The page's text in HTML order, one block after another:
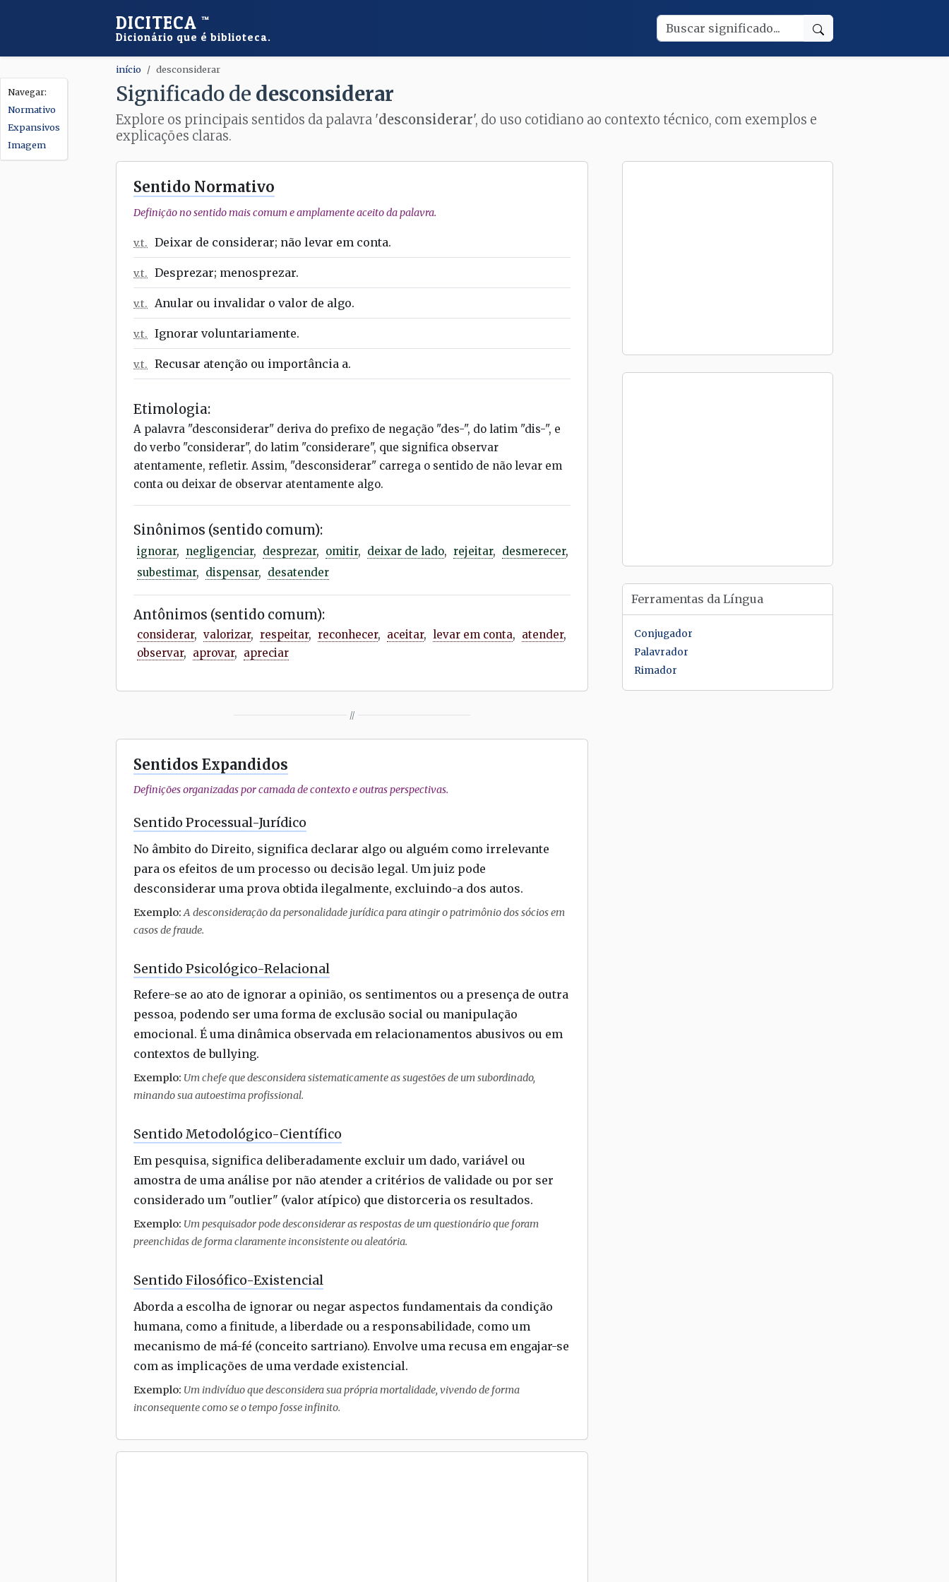
DICITECA ™
Dicionário que é biblioteca.
início desconsiderar
Significado de desconsiderar
Explore os principais sentidos da palavra 'desconsiderar', do uso cotidiano ao contexto técnico, com exemplos e
explicações claras.
Sentido Normativo
Definição no sentido mais comum e amplamente aceito da palavra.
v.t. Deixar de considerar; não levar em conta.
v.t. Desprezar; menosprezar.
v.t. Anular ou invalidar o valor de algo.
v.t. Ignorar voluntariamente.
v.t. Recusar atenção ou importância a.
Etimologia:
A palavra "desconsiderar" deriva do prefixo de negação "des-", do latim "dis-", e
do verbo "considerar", do latim "considerare", que significa observar
atentamente, refletir. Assim, "desconsiderar" carrega o sentido de não levar em
conta ou deixar de observar atentamente algo.
Sinônimos (sentido comum):
ignorar, negligenciar, desprezar, omitir, deixar de lado, rejeitar, desmerecer,
subestimar, dispensar, desatender
Antônimos (sentido comum):
considerar, valorizar, respeitar, reconhecer, aceitar, levar em conta, atender,
observar, aprovar, apreciar
//
Sentidos Expandidos
Definições organizadas por camada de contexto e outras perspectivas.
Sentido Processual-Jurídico
No âmbito do Direito, significa declarar algo ou alguém como irrelevante
para os efeitos de um processo ou decisão legal. Um juiz pode
desconsiderar uma prova obtida ilegalmente, excluindo-a dos autos.
Exemplo:A desconsideração da personalidade jurídica para atingir o patrimônio dos sócios em
casos de fraude.
Sentido Psicológico-Relacional
Refere-se ao ato de ignorar a opinião, os sentimentos ou a presença de outra
pessoa, podendo ser uma forma de exclusão social ou manipulação
emocional. É uma dinâmica observada em relacionamentos abusivos ou em
contextos de bullying.
Exemplo: Um chefe que desconsidera sistematicamente as sugestões de um subordinado,
minando sua autoestima profissional.
Sentido Metodológico-Científico
Em pesquisa, significa deliberadamente excluir um dado, variável ou
amostra de uma análise por não atender a critérios de validade ou por ser
considerado um "outlier" (valor atípico) que distorceria os resultados.
Exemplo: Um pesquisador pode desconsiderar as respostas de um questionário que foram
preenchidas de forma claramente inconsistente ou aleatória.
Sentido Filosófico-Existencial
Aborda a escolha de ignorar ou negar aspectos fundamentais da condição
humana, como a finitude, a liberdade ou a responsabilidade, como um
mecanismo de má-fé (conceito sartriano). Envolve uma recusa em engajar-se
com as implicações de uma verdade existencial.
Exemplo: Um indivíduo que desconsidera sua própria mortalidade, vivendo de forma
inconsequente como se o tempo fosse infinito.
Ferramentas da Língua
Conjugador
Palavrador
Rimador
Normativo
Expansivos
Imagem